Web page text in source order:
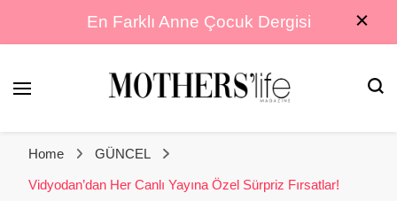
En Farklı Anne Çocuk Dergisi
Mothers Life
Magazine
Home GÜNCEL
Vidyodan’dan Her Canlı Yayına Özel Sürpriz Fırsatlar!